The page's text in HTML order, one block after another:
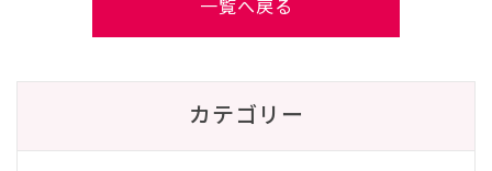
一覧へ戻る
カテゴリー